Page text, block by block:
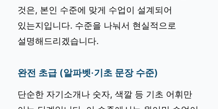
것은, 본인 수준에 맞게 수업이 설계되어
있는지입니다. 수준을 나눠서 현실적으로
설명해드리겠습니다.
완전 초급 (알파벳·기초 문장 수준)
단순한 자기소개나 숫자, 색깔 등 기초 어휘만